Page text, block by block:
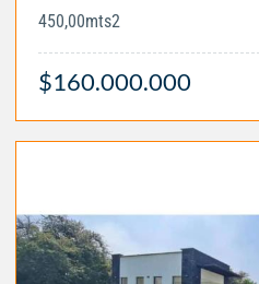
450,00mts2
$160.000.000